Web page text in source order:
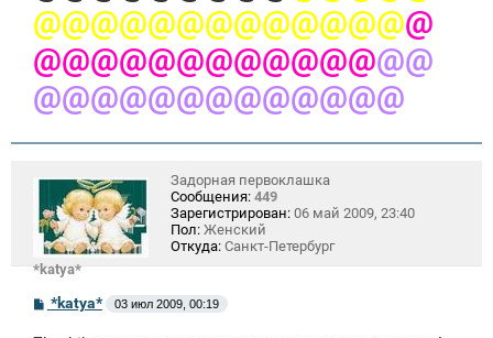
@@@@@@@@@@@@@@
@@@@@@@@@@@@@@
@@@@@@@@@@@@@
*katya*
Задорная первоклашка
Сообщения: 449
Зарегистрирован: 06 май 2009, 23:40
Пол: Женский
Откуда: Санкт-Петербург
С*katya* 03 июл 2009, 00:19